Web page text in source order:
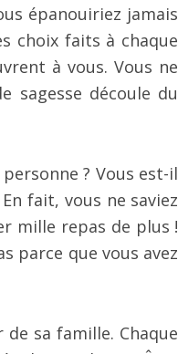
épanouiriez jamais
choix faits à chaque
à vous. Vous ne
sagesse découle du
? Vous est-il
fait, vous ne saviez
mille repas de plus !
parce que vous avez
sa famille. Chaque